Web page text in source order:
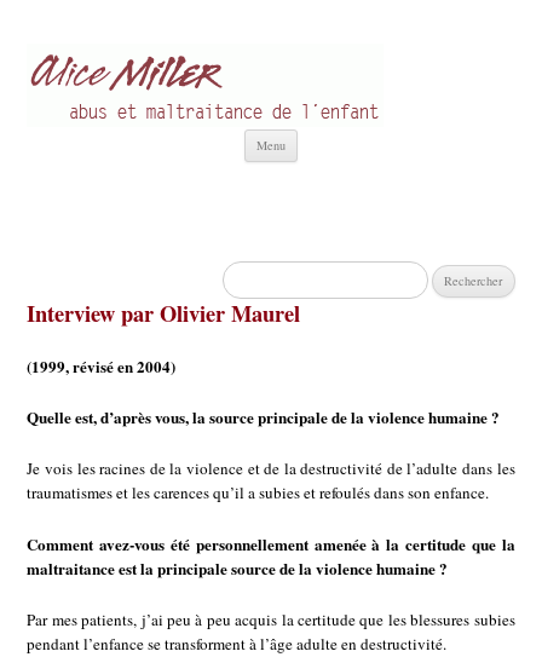
Menu
Rechercher :
Interview par Olivier Maurel
(1999, révisé en 2004)
Quelle est, d’après vous, la source principale de la violence humaine ?
Je vois les racines de la violence et de la destructivité de l’adulte dans les
traumatismes et les carences qu’il a subies et refoulés dans son enfance.
Comment avez-vous été personnellement amenée à la certitude que la
maltraitance est la principale source de la violence humaine ?
Par mes patients, j’ai peu à peu acquis la certitude que les blessures subies
pendant l’enfance se transforment à l’âge adulte en destructivité.